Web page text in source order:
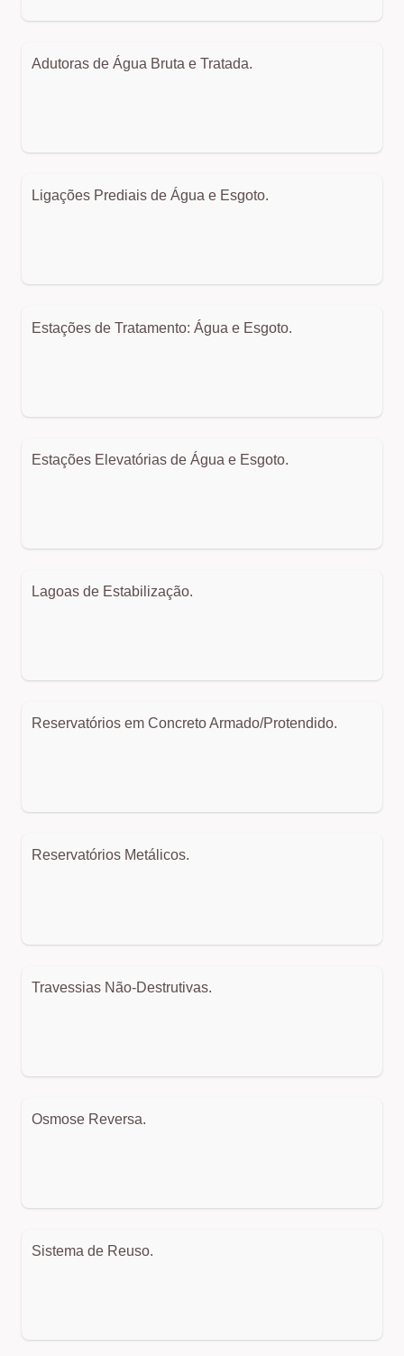
Adutoras de Água Bruta e Tratada.
Ligações Prediais de Água e Esgoto.
Estações de Tratamento: Água e Esgoto.
Estações Elevatórias de Água e Esgoto.
Lagoas de Estabilização.
Reservatórios em Concreto Armado/Protendido.
Reservatórios Metálicos.
Travessias Não-Destrutivas.
Osmose Reversa.
Sistema de Reuso.